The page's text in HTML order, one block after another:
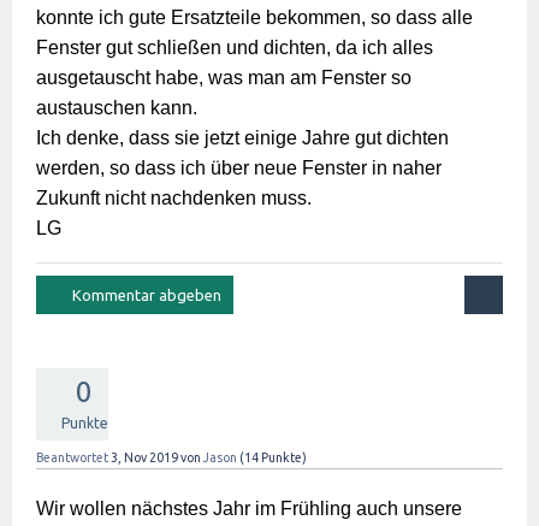
konnte ich gute Ersatzteile bekommen, so dass alle
Fenster gut schließen und dichten, da ich alles
ausgetauscht habe, was man am Fenster so
austauschen kann.
Ich denke, dass sie jetzt einige Jahre gut dichten
werden, so dass ich über neue Fenster in naher
Zukunft nicht nachdenken muss.
0
Punkte
Beantwortet 3, Nov 2019von Jason (14 Punkte)
Wir wollen nächstes Jahr im Frühling auch unsere